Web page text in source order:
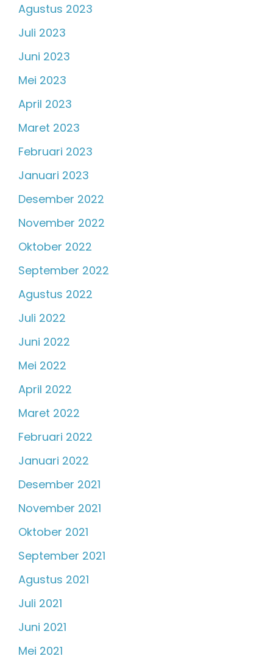
Agustus 2023
Juli 2023
Juni 2023
Mei 2023
April 2023
Maret 2023
Februari 2023
Januari 2023
Desember 2022
November 2022
Oktober 2022
September 2022
Agustus 2022
Juli 2022
Juni 2022
Mei 2022
April 2022
Maret 2022
Februari 2022
Januari 2022
Desember 2021
November 2021
Oktober 2021
September 2021
Agustus 2021
Juli 2021
Juni 2021
Mei 2021